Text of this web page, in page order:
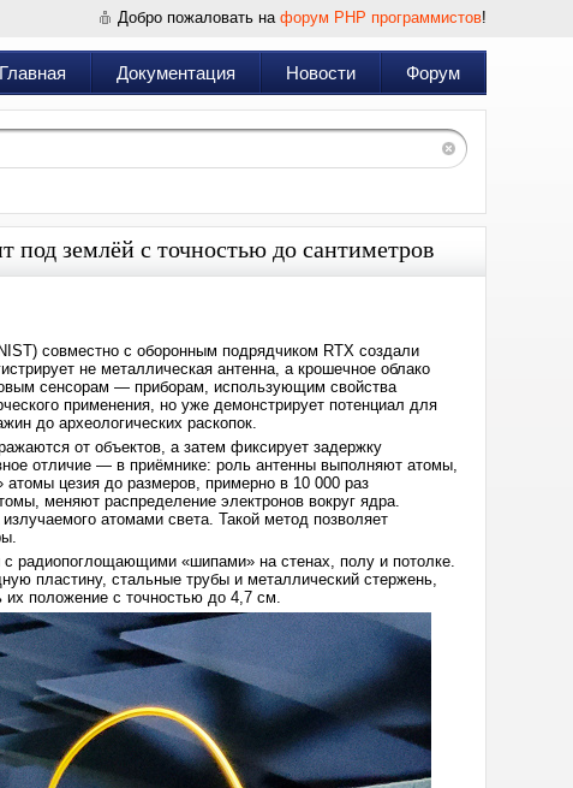
Добро пожаловать на форум PHP программистов!
Главная Документация Новости Форум
под землёй с точностью до сантиметров
совместно с оборонным подрядчиком RTX создали
не металлическая антенна, а крошечное облако
сенсорам — приборам, использующим свойства
применения, но уже демонстрирует потенциал для
до археологических раскопок.
от объектов, а затем фиксирует задержку
отличие — в приёмнике: роль антенны выполняют атомы,
цезия до размеров, примерно в 10 000 раз
меняют распределение электронов вокруг ядра.
атомами света. Такой метод позволяет
радиопоглощающими «шипами» на стенах, полу и потолке.
пластину, стальные трубы и металлический стержень,
их положение с точностью до 4,7 см.